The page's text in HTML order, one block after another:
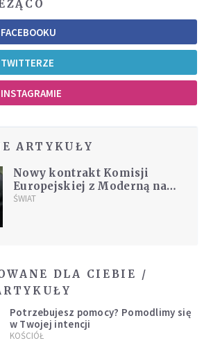
ARTYKUŁY
Nowy kontrakt Komisji
Europejskiej z Moderną na
dodatkowe szczepionki
ŚWIAT
DLA CIEBIE /
Potrzebujesz pomocy? Pomodlimy się
w Twojej intencji
KOŚCIÓŁ